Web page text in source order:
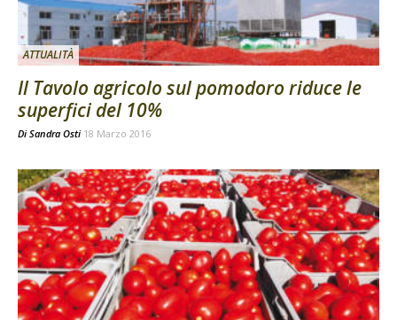
ATTUALITÀ
Il Tavolo agricolo sul pomodoro riduce le
superfici del 10%
Di Sandra Osti 18 Marzo 2016